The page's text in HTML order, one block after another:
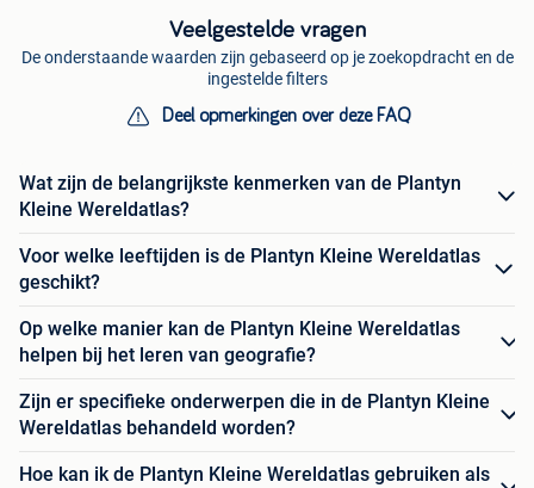
Veelgestelde vragen
De onderstaande waarden zijn gebaseerd op je zoekopdracht en de
ingestelde filters
Deel opmerkingen over deze FAQ
Wat zijn de belangrijkste kenmerken van de Plantyn
Kleine Wereldatlas?
Voor welke leeftijden is de Plantyn Kleine Wereldatlas
geschikt?
Op welke manier kan de Plantyn Kleine Wereldatlas
helpen bij het leren van geografie?
Zijn er specifieke onderwerpen die in de Plantyn Kleine
Wereldatlas behandeld worden?
Hoe kan ik de Plantyn Kleine Wereldatlas gebruiken als